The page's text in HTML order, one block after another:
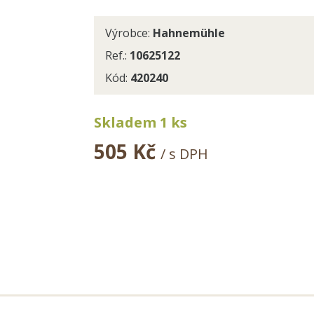
Výrobce: Hahnemühle
Ref.: 10625122
Kód: 420240
Skladem 1 ks
505 Kč / s DPH